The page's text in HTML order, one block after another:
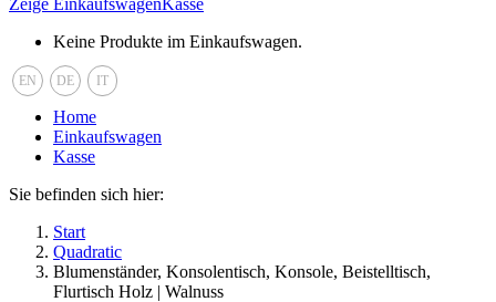
Zeige EinkaufswagenKasse
Keine Produkte im Einkaufswagen.
EN DE IT
Home
Einkaufswagen
Kasse
Sie befinden sich hier:
Start
Quadratic
Blumenständer, Konsolentisch, Konsole, Beistelltisch,
Flurtisch Holz | Walnuss